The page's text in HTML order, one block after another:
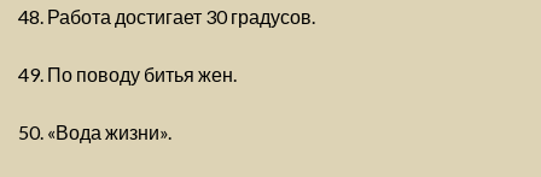
48. Работа достигает 30 градусов.
49. По поводу битья жен.
50. «Вода жизни».